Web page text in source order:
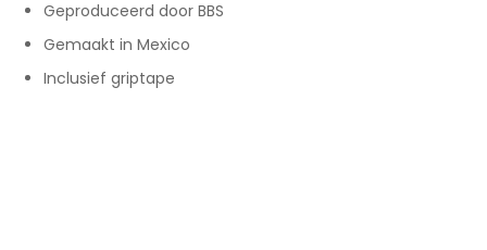
Geproduceerd door BBS
Gemaakt in Mexico
Inclusief griptape